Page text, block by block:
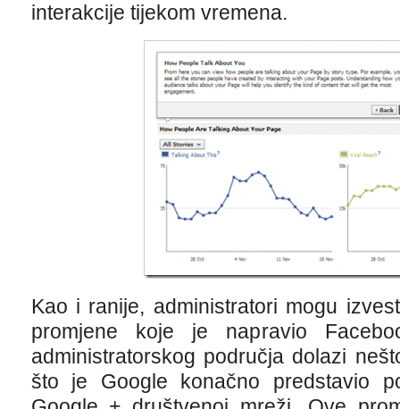
interakcije tijekom vremena.
Kao i ranije, administratori mogu
promjene koje je napravio
administratorskog područja dolazi
što je Google konačno predstavio